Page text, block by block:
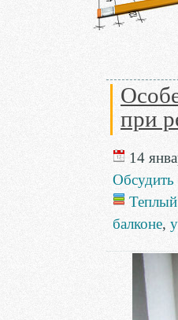
при
14
Обсудить
балконе,